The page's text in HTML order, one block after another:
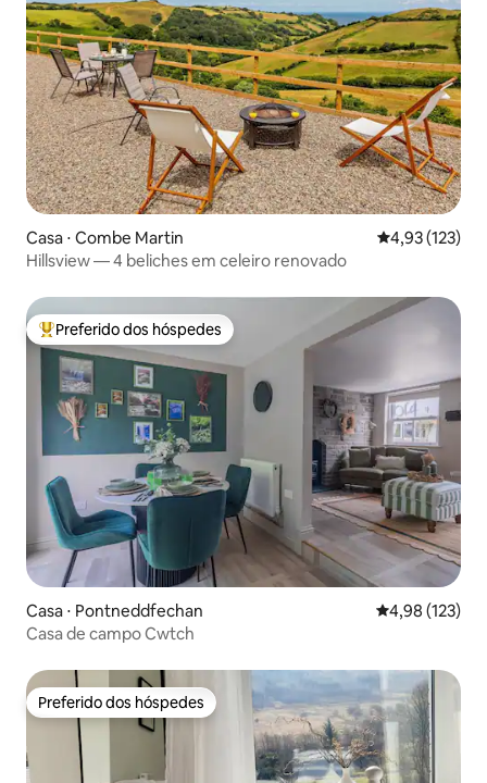
Casa ⋅ Combe Martin 4,93 de uma
4,93 (123)
Hillsview — 4 beliches em celeiro renovado
Entre os melhores preferidos dos hóspedes
Preferido dos hóspedes
Casa ⋅ Pontneddfechan 4,98 de uma
4,98 (123)
Casa de campo Cwtch
Preferido dos hóspedes
Preferido dos hóspedes